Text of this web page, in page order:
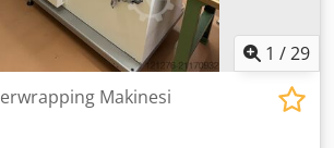
1 /29
Makinesi